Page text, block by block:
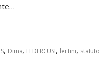
, Dima, FEDERCUSI, lentini, statuto